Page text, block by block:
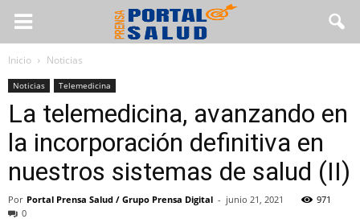
Inicio Noticias
Noticias Telemedicina
La telemedicina, avanzando en
la incorporación definitiva en
nuestros sistemas de salud (II)
Por Portal Prensa Salud / Grupo Prensa Digital - junio 21, 2021
971
0